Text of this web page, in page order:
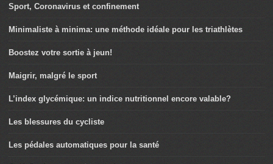
Sport, Coronavirus et confinement
Minimaliste à minima: une méthode idéale pour les triathlètes
Boostez votre sortie à jeun!
Maigrir, malgré le sport
L’index glycémique: un indice nutritionnel encore valable?
Les blessures du cycliste
Les pédales automatiques pour la santé